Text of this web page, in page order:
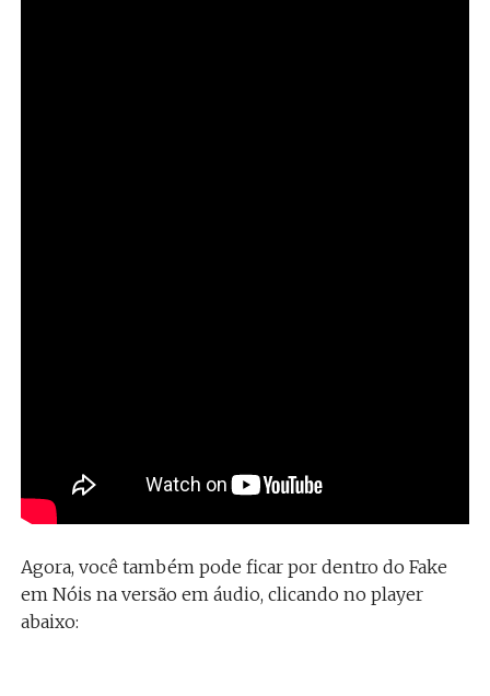
Agora, você também pode ficar por dentro do Fake
em Nóis na versão em áudio, clicando no player
abaixo: